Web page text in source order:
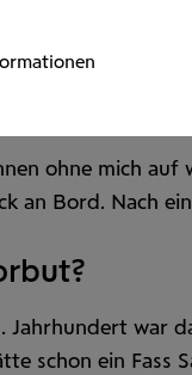
Sie an die
ohne mich auf
an Bord. Nach
Jahrhundert war
schon ein Fass